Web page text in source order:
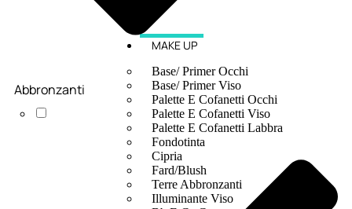
MAKE UP
Base/ Primer Occhi
Base/ Primer Viso
Palette E Cofanetti Occhi
Palette E Cofanetti Viso
Palette E Cofanetti Labbra
Fondotinta
Cipria
Fard/Blush
Terre Abbronzanti
Illuminante Viso
Abbronzanti